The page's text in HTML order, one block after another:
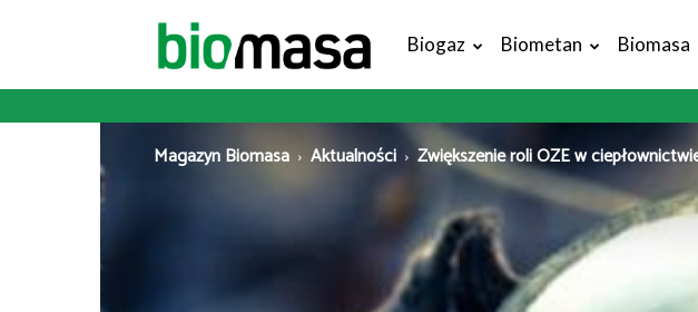
Magazyn
Biomasa
Biogaz Biometan Biomasa
Magazyn Biomasa Aktualności Zwiększenie roli OZE w